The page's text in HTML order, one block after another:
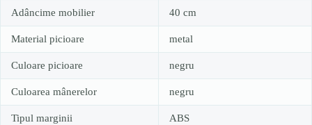
Adâncime mobilier 40 cm
Material picioare metal
Culoare picioare negru
Culoarea mânerelor negru
Tipul marginii ABS